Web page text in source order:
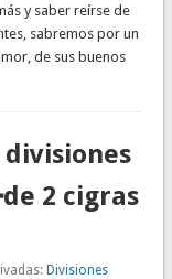
y saber reírse de
sabremos por un
de sus buenos
divisiones
2 cigras
Divisiones